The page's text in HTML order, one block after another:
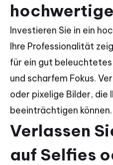
Investieren Sie in ein
Ihre Professionalität
für ein gut
und scharfem Fokus.
oder pixelige Bilder, die
beeinträchtigen können.
Verlassen
auf Selfies